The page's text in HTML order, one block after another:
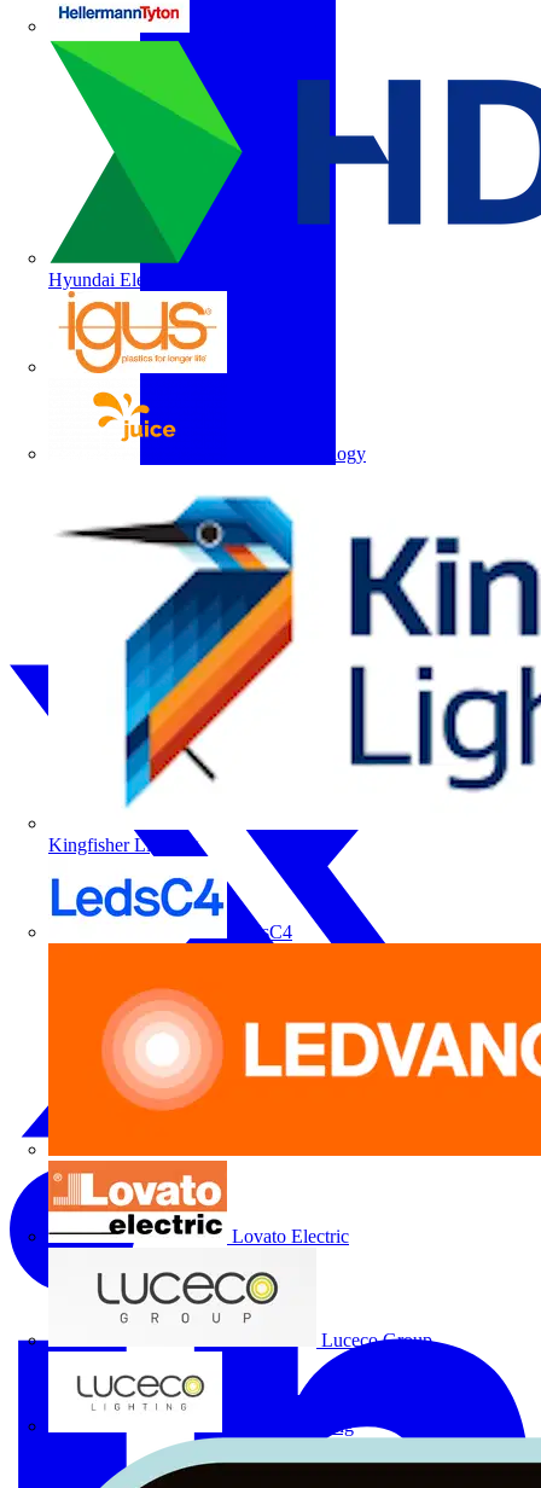
Hyundai Electric
Juice Technology
Kingfisher Lighting
LedsC4
Lovato Electric
Luceco Group
Luceco Lighting